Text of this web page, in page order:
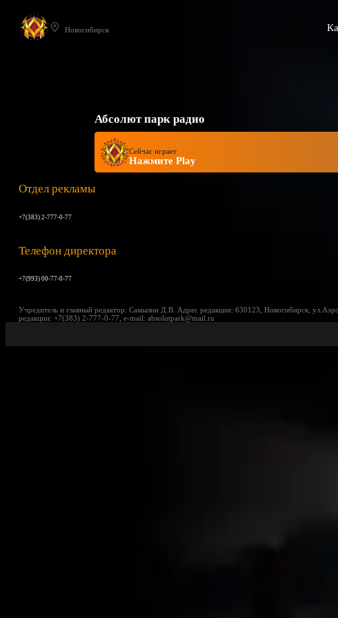
Новосибирск
Абсолют парк радио
Сейчас играет
Нажмите Play
Отдел рекламы
+7(383) 2-777-0-77
Телефон директора
+7(993) 00-77-0-77
Учредитель и главный редактор: Самылин Д.В. Адрес редакции: 630123, Новосибирск,
редакции: +7(383) 2-777-0-77, e-mail: absolutpark@mail.ru